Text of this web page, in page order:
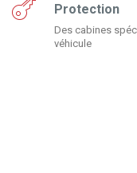
Protection
Des cabines
véhicule